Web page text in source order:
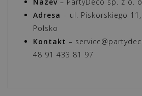
Adresa – ul. Piskorskiego
Polsko
Kontakt –
48 91 433 81 97